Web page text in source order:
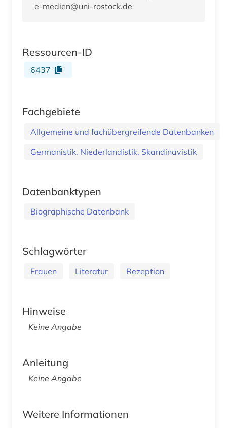
e-medien@uni-rostock.de
Ressourcen-ID
6437
Fachgebiete
Allgemeine und fachübergreifende Datenbanken
Germanistik. Niederlandistik. Skandinavistik
Datenbanktypen
Biographische Datenbank
Schlagwörter
Frauen Literatur Rezeption
Hinweise
Keine Angabe
Anleitung
Keine Angabe
Weitere Informationen